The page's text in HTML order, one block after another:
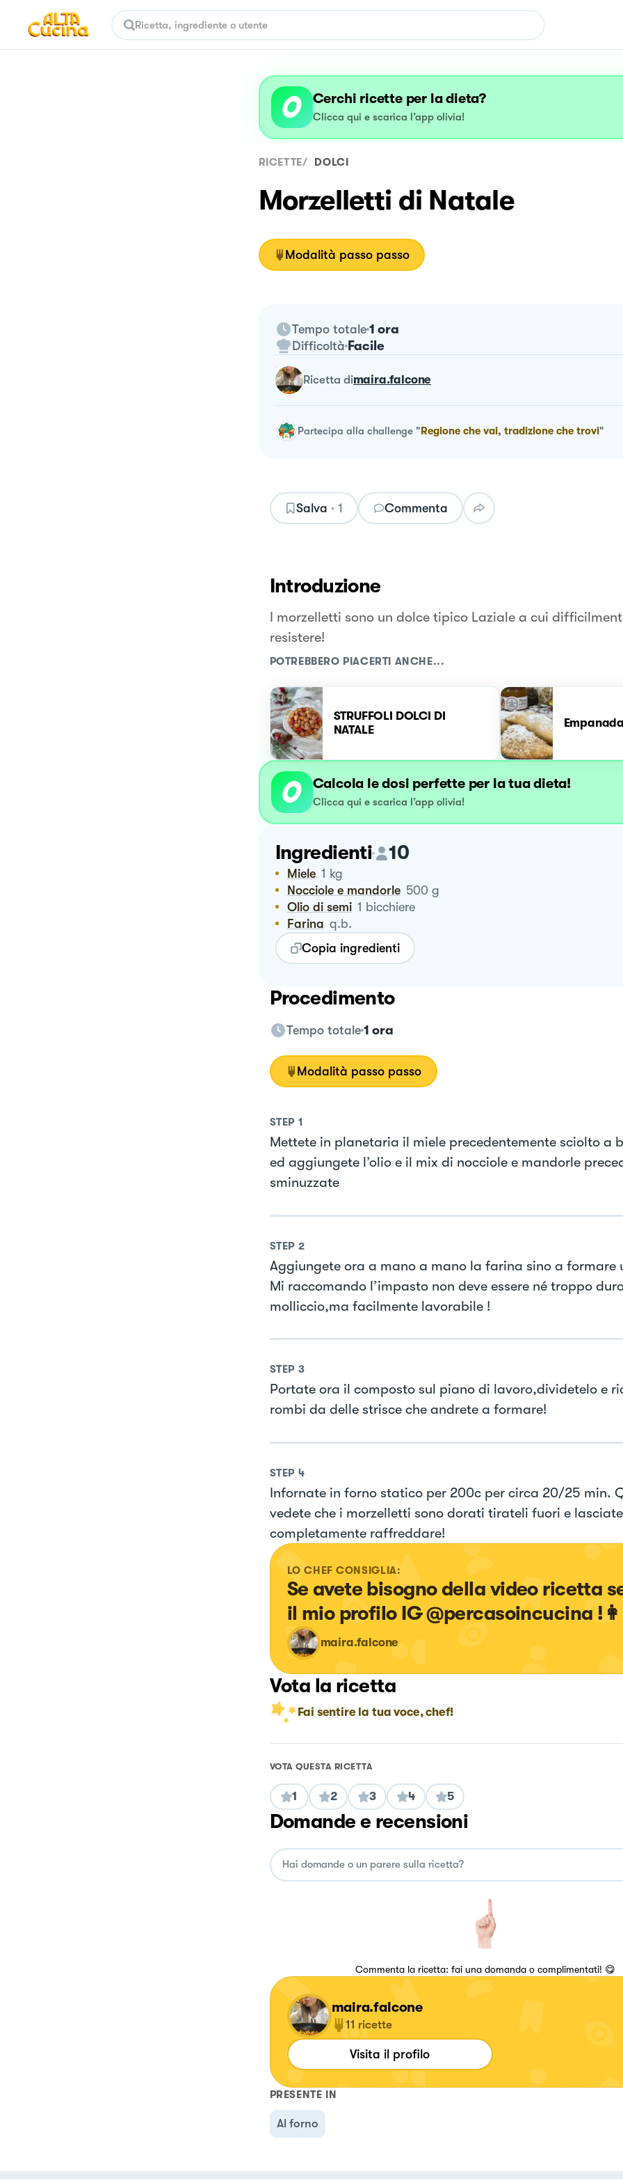
Cerchi ricette per la dieta?
Clicca qui e scarica l’app olivia!
RICETTE/ DOLCI
Morzelletti di Natale
Modalità passo passo
Tempo totale 1 ora
Difficoltà Facile
ricetta dimaira.falcone
Partecipa alla challenge"Regione che vai, tradizione che trovi"
Salva · 1 Commenta
Introduzione
I morzelletti sono un dolce tipico Laziale a cui
resistere!
POTREBBERO PIACERTI ANCHE...
STRUFFOLI DOLCI DI
NATALE
Calcola le dosi perfette per la tua dieta!
Clicca qui e scarica l’app olivia!
Ingredienti 10
Miele 1 kg
Nocciole e mandorle 500 g
Olio di semi 1 bicchiere
Farina q.b.
Copia ingredienti
Procedimento
Tempo totale 1 ora
Modalità passo passo
STEP 1
Mettete in planetaria il miele precedentemente sciolto a
ed aggiungete l’olio e il mix di nocciole e mandorle
sminuzzate
STEP 2
Aggiungete ora a mano a mano la farina sino a formare
Mi raccomando l’impasto non deve essere né troppo
molliccio,ma facilmente lavorabile !
STEP 3
Portate ora il composto sul piano di lavoro,dividetelo e
rombi da delle strisce che andrete a formare!
STEP 4
Infornate in forno statico per 200c per circa 20/25 min.
vedete che i morzelletti sono dorati tirateli fuori e
completamente raffreddare!
LO CHEF CONSIGLIA:
Se avete bisogno della video ricetta
il mio profilo IG @percasoincucina
maira.falcone
Vota la ricetta
Fai sentire la tua voce, chef!
VOTA QUESTA RICETTA
1 2 3 4 5
Domande e recensioni
Commenta la ricetta: fai una domanda o complimentati! 😋
maira.falcone
11 ricette
Visita il profilo
PRESENTE IN
Al forno